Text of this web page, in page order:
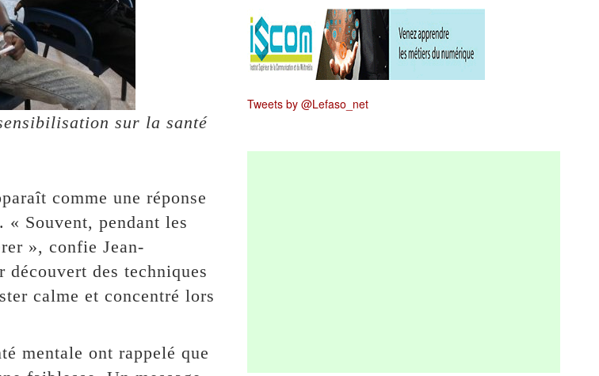
sur la santé
comme une réponse
Souvent, pendant les
», confie Jean-
des techniques
calme et concentré lors
mentale ont rappelé que
Tweets by @Lefaso_net